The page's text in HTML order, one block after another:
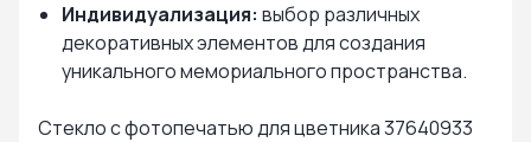
Индивидуализация: выбор различных
декоративных элементов для создания
уникального мемориального пространства.
Стекло с фотопечатью для цветника 37640933